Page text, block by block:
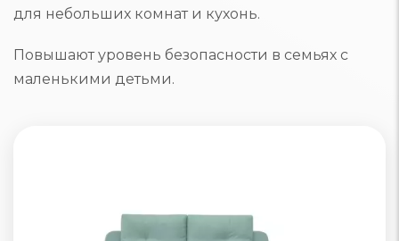
для небольших комнат и кухонь.
Повышают уровень безопасности в семьях с
маленькими детьми.